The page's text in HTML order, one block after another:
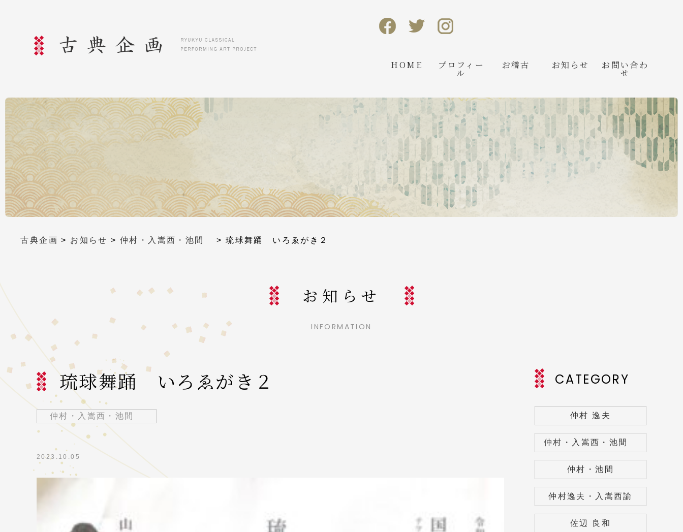
HOME プロフィー
ル
お稽古 お知らせ お問い合わ
せ
古典企画 > お知らせ > 仲村・入嵩西・池間 >琉球舞踊 いろゑがき２
お知らせ
INFORMATION
琉球舞踊 いろゑがき２
仲村・入嵩西・池間
2023.10.05
CATEGORY
仲村 逸夫
仲村・入嵩西・池間
仲村・池間
仲村逸夫・入嵩西諭
佐辺 良和